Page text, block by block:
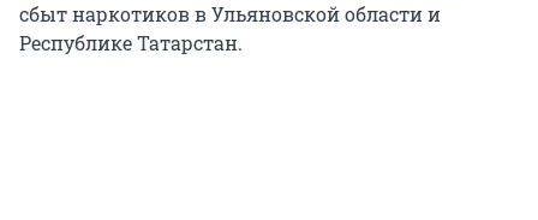
сбыт наркотиков в Ульяновской области и
Республике Татарстан.